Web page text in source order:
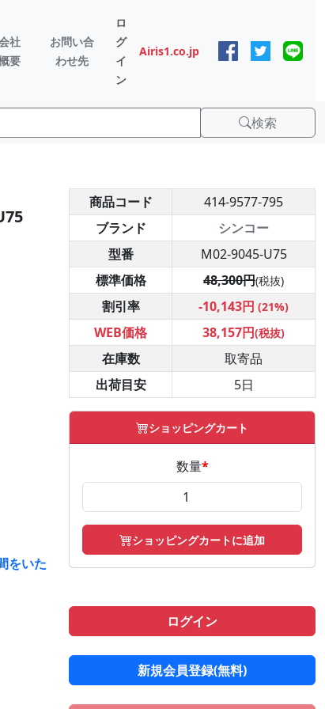
社
要
お問い合
わせ先
ロ
グ
イ
ン
Airis1.co.jp
検索
をいた
商品コード
414-9577-795
ブランド
シンコー
型番
M02-9045-U75
標準価格
48,300円(税抜)
割引率 -10,143円 (21%)
WEB価格 38,157円(税抜)
在庫数
取寄品
出荷目安
5日
ショッピングカート
数量*
ショッピングカートに追加
ログイン
新規会員登録(無料)